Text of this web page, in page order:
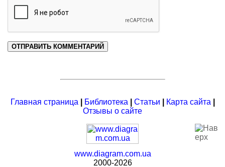
Главная страница Библиотека Статьи Карта сайта
Отзывы о сайте
www.diagram.com.ua
2000-2026